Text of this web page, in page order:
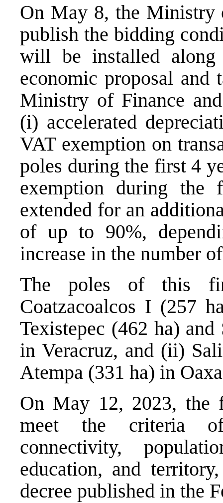
On May 8, the Ministry
publish the bidding
will be installed
economic proposal and
Ministry of Finance
(i) accelerated
VAT exemption on
poles during the first 4
exemption during
extended for an
of up to 90%,
increase in the number
The poles of this
Coatzacoalcos I (257
Texistepec (462 ha)
in Veracruz, and (ii)
Atempa (331 ha) in
On May 12, 2023, the
meet the criteria of
connectivity,
education, and
decree published in the